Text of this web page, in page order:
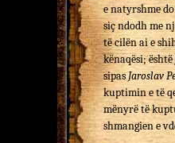
e natyrshme
siç ndodh me
të cilën ai e
kënaqësi;
sipasJaroslav
kuptimin e të
mënyrë të
shmangien e